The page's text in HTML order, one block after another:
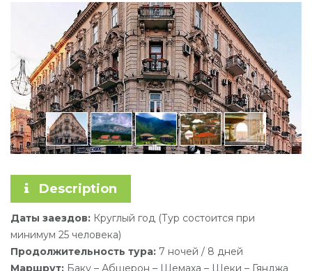
Description
Даты заездов: Круглый год (Тур состоится при
минимум 25 человека)
Продолжительность тура: 7 ночей / 8 дней
Маршрут: Баку – Абшерон – Шемаха – Шеки – Гянджа